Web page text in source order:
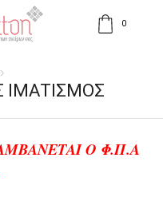
0
ΙΜΑΤΙΣΜΌΣ
Ο Φ.Π.Α